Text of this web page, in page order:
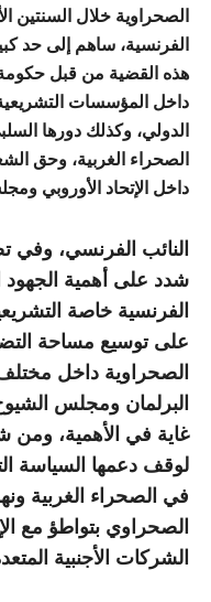
الصحراوية خلال
الفرنسية، ساهم إلى حد
هذه القضية من قبل
داخل المؤسسات
الدولي، وكذلك دورها
الصحراء الغربية، وحق
داخل الإتحاد الأوروبي
النائب الفرنسي، وفي
شدد على أهمية
الفرنسية خاصة
على توسيع مساحة
الصحراوية داخل
البرلمان ومجلس
غاية في الأهمية، ومن
لوقف دعمها السياسة
في الصحراء الغربية
الصحراوي بتواطؤ مع
الشركات الأجنبية